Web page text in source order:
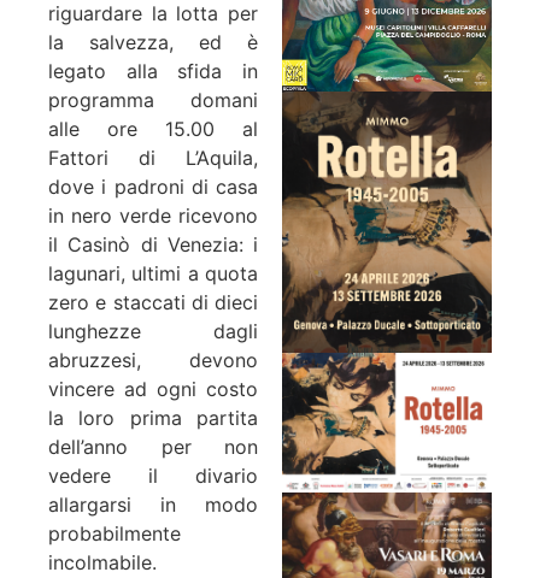
riguardare la lotta per
la salvezza, ed è
legato alla sfida in
programma domani
alle ore 15.00 al
Fattori di L’Aquila,
dove i padroni di casa
in nero verde ricevono
il Casinò di Venezia: i
lagunari, ultimi a quota
zero e staccati di dieci
lunghezze dagli
abruzzesi, devono
vincere ad ogni costo
la loro prima partita
dell’anno per non
vedere il divario
allargarsi in modo
probabilmente
incolmabile.